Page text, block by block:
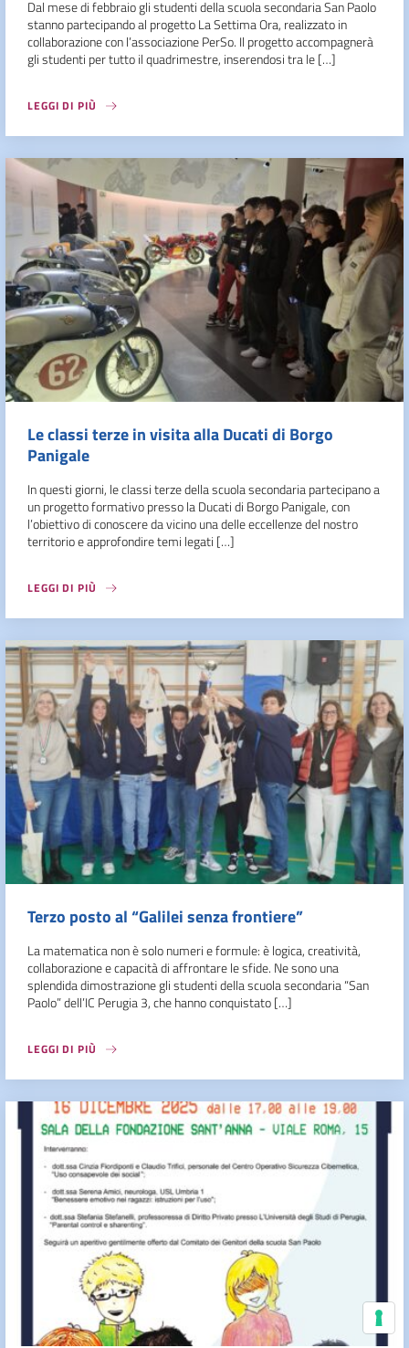
Dal mese di febbraio gli studenti della scuola secondaria San Paolo
stanno partecipando al progetto La Settima Ora, realizzato in
collaborazione con l’associazione PerSo. Il progetto accompagnerà
gli studenti per tutto il quadrimestre, inserendosi tra le […]
LEGGI DI PIÙ
Le classi terze in visita alla Ducati di Borgo
Panigale
In questi giorni, le classi terze della scuola secondaria partecipano a
un progetto formativo presso la Ducati di Borgo Panigale, con
l’obiettivo di conoscere da vicino una delle eccellenze del nostro
territorio e approfondire temi legati […]
LEGGI DI PIÙ
Terzo posto al “Galilei senza frontiere”
La matematica non è solo numeri e formule: è logica, creatività,
collaborazione e capacità di affrontare le sfide. Ne sono una
splendida dimostrazione gli studenti della scuola secondaria “San
Paolo” dell’IC Perugia 3, che hanno conquistato […]
LEGGI DI PIÙ
Le